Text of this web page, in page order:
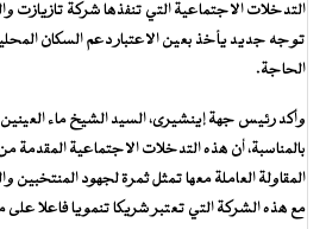
التدخلات الاجتماعية التي تنفذها شركة تازيازت
توجه جديد يأخذ بعين الاعتبار دعم السكان
الحاجة.
وأكد رئيس جهة إينشيرى، السيد الشيخ ماء العينين
بالمناسبة، أن هذه التدخلات الاجتماعية
المقاولة العاملة معها تمثل ثمرة لجهود المنتخبين
مع هذه الشركة التي تعتبر شريكا تنمويا فاعلا